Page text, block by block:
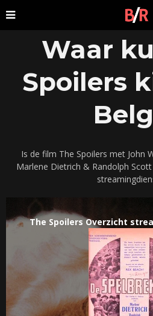
Waar
Spoilers
Is de film The Spoilers met John
Marlene Dietrich & Randolph
The Spoilers Overzicht